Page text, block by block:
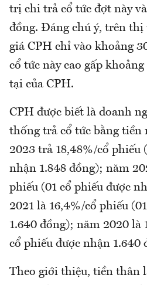
trị chi trả cổ tức đợt này
đồng. Đáng chú ý, trên
giá CPH chỉ vào khoảng
cổ tức này cao gấp
tại của CPH.
CPH được biết là doanh
thống trả cổ tức bằng tiền
2023 trả 18,48%/cổ phiếu
nhận 1.848 đồng); năm
phiếu (01 cổ phiếu được
2021 là 16,4%/cổ phiếu
1.640 đồng); năm 2020 là
cổ phiếu được nhận 1.640
Theo giới thiệu, tiền thân